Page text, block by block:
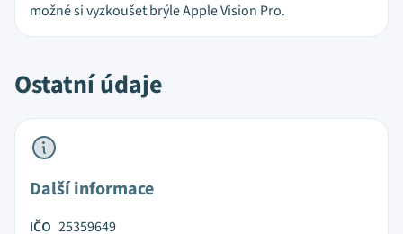
možné si vyzkoušet brýle Apple Vision Pro.
Ostatní údaje
Další informace
IČO 25359649